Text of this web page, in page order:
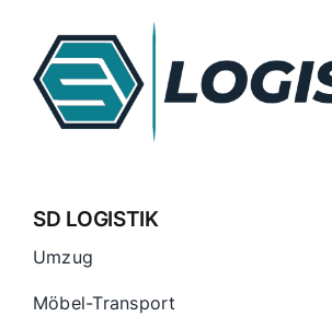
SD LOGISTIK
Umzug
Möbel-Transport